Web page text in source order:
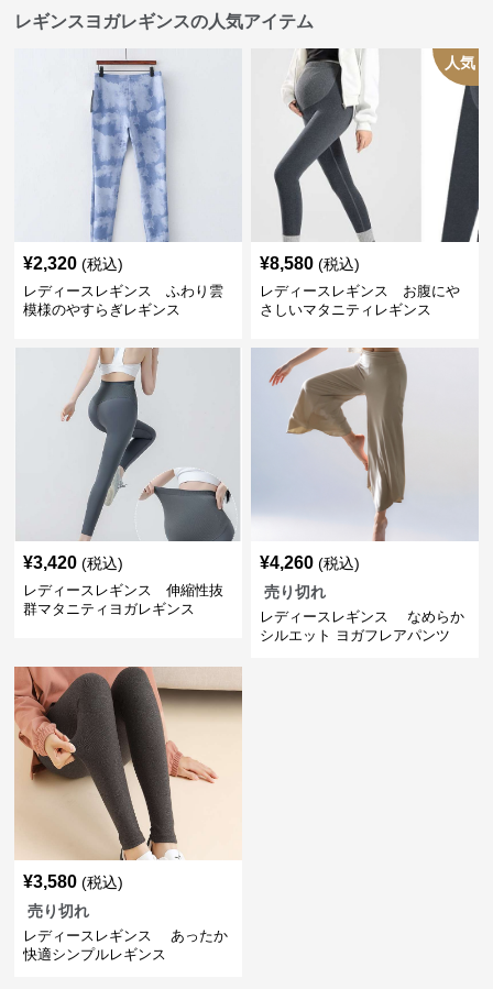
レギンスヨガレギンスの人気アイテム
¥2,320 (税込)
レディースレギンス ふわり雲
模様のやすらぎレギンス
人気
¥8,580 (税込)
レディースレギンス お腹にや
さしいマタニティレギンス
¥3,420 (税込)
レディースレギンス 伸縮性抜
群マタニティヨガレギンス
¥4,260 (税込)
売り切れ
レディースレギンス なめらか
シルエット ヨガフレアパンツ
¥3,580 (税込)
売り切れ
レディースレギンス あったか
快適シンプルレギンス